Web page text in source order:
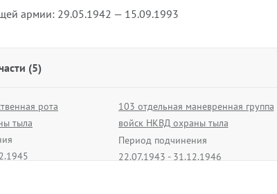
армии: 29.05.1942 — 15.09.1993
(5)
рота
тыла
103 отдельная маневренная группа
войск НКВД охраны тыла
Действующей армии
Период подчинения
22.07.1943 - 31.12.1946